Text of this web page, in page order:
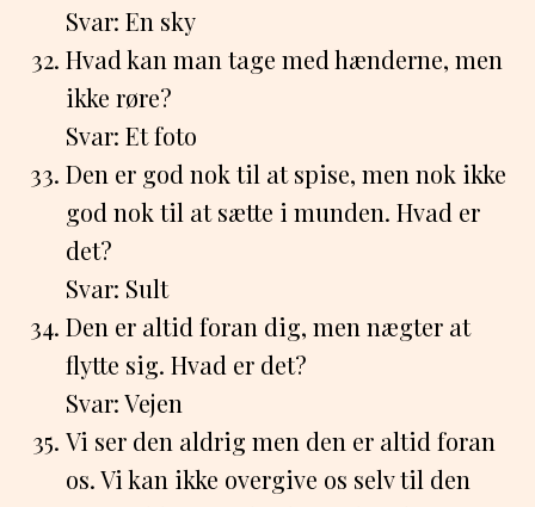
Svar: En sky
Hvad kan man tage med hænderne, men
ikke røre?
Svar: Et foto
Den er god nok til at spise, men nok ikke
god nok til at sætte i munden. Hvad er
det?
Svar: Sult
Den er altid foran dig, men nægter at
flytte sig. Hvad er det?
Svar: Vejen
Vi ser den aldrig men den er altid foran
os. Vi kan ikke overgive os selv til den